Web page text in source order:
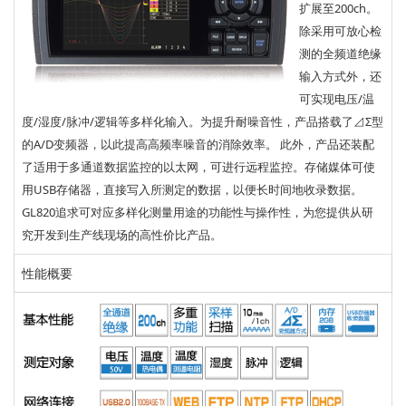
扩展至200ch。
除采用可放心检
测的全频道绝缘
输入方式外，还
可实现电压/温
度/湿度/脉冲/逻辑等多样化输入。为提升耐噪音性，产品搭载了⊿Σ型
的A/D变频器，以此提高高频率噪音的消除效率。 此外，产品还装配
了适用于多通道数据监控的以太网，可进行远程监控。存储媒体可使
用USB存储器，直接写入所测定的数据，以便长时间地收录数据。
GL820追求可对应多样化测量用途的功能性与操作性，为您提供从研
究开发到生产线现场的高性价比产品。
性能概要